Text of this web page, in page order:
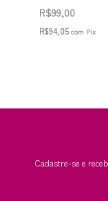
R$99,00
R$94,05com Pix
Cadastre-se e